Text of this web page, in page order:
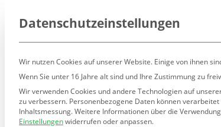
Unsere Schule
Datenschutzeinstellungen
Wir nutzen Cookies auf unserer Website. Einige von ihnen
Wenn Sie unter 16 Jahre alt sind und Ihre Zustimmung zu
Wir verwenden Cookies und andere Technologien auf
zu verbessern. Personenbezogene Daten können
Inhaltsmessung.Weitere Informationen über die
Einstellungenwiderrufen oder anpassen.